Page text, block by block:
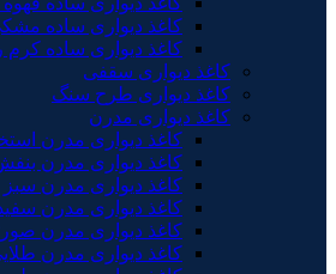
کاغذ دیواری ساده
کاغذ دیواری ساده کرم
کاغذ دیواری سقفی
کاغذ دیواری طرح سنگ
کاغذ دیواری مدرن
کاغذ دیواری مدرن
کاغذ دیواری مدرن
کاغذ دیواری مدرن سبز
کاغذ دیواری مدرن
کاغذ دیواری مدرن
کاغذ دیواری مدرن